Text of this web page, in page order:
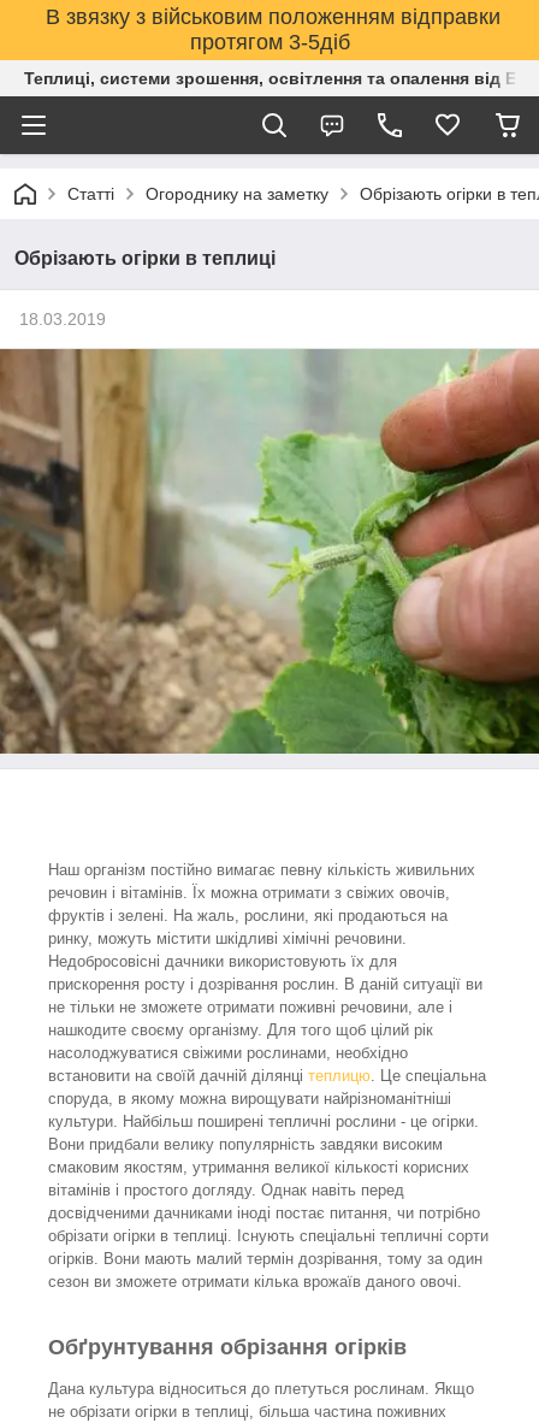
В звязку з військовим положенням відправки
протягом 3-5діб
Теплиці, системи зрошення, освітлення та опалення від
Статті Огороднику на заметку Обрізають огірки в
Обрізають огірки в теплиці
18.03.2019
Наш організм постійно вимагає певну кількість живильних
речовин і вітамінів. Їх можна отримати з свіжих овочів,
фруктів і зелені. На жаль, рослини, які продаються на
ринку, можуть містити шкідливі хімічні речовини.
Недобросовісні дачники використовують їх для
прискорення росту і дозрівання рослин. В даній ситуації ви
не тільки не зможете отримати поживні речовини, але і
нашкодите своєму організму. Для того щоб цілий рік
насолоджуватися свіжими рослинами, необхідно
встановити на своїй дачній ділянці теплицю. Це спеціальна
споруда, в якому можна вирощувати найрізноманітніші
культури. Найбільш поширені тепличні рослини - це огірки.
Вони придбали велику популярність завдяки високим
смаковим якостям, утримання великої кількості корисних
вітамінів і простого догляду. Однак навіть перед
досвідченими дачниками іноді постає питання, чи потрібно
обрізати огірки в теплиці. Існують спеціальні тепличні сорти
огірків. Вони мають малий термін дозрівання, тому за один
сезон ви зможете отримати кілька врожаїв даного овочі.
Обґрунтування обрізання огірків
Дана культура відноситься до плетуться рослинам. Якщо
не обрізати огірки в теплиці, більша частина поживних